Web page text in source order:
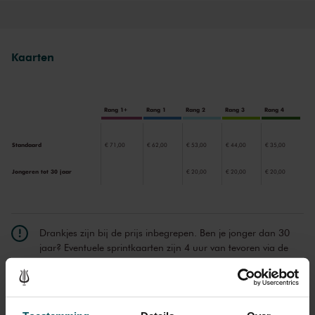
Kaarten
Rang 1+ Rang 1 Rang 2 Rang 3 Rang 4
Standaard € 71,00 € 62,00 € 53,00 € 44,00 € 35,00
Jongeren tot 30 jaar € 20,00 € 20,00 € 20,00
Drankjes zijn bij de prijs inbegrepen. Ben je jonger dan 30
jaar? Eventuele sprintkaarten zijn 4 uur van tevoren via de
online bestelflow beschikbaar.Meer informatie over